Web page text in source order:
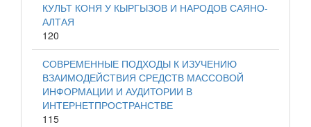
КУЛЬТ КОНЯ У КЫРГЫЗОВ И НАРОДОВ САЯНО-
АЛТАЯ
120
СОВРЕМЕННЫЕ ПОДХОДЫ К ИЗУЧЕНИЮ
ВЗАИМОДЕЙСТВИЯ СРЕДСТВ МАССОВОЙ
ИНФОРМАЦИИ И АУДИТОРИИ В
ИНТЕРНЕТПРОСТРАНСТВЕ
115